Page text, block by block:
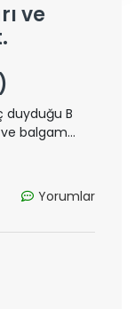
ve
duyduğu B
ve balgam
olan bu set
Yorumlar